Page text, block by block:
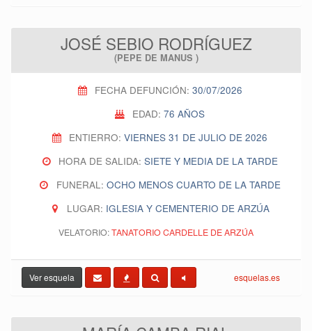
JOSÉ SEBIO RODRÍGUEZ
(PEPE DE MANUS )
FECHA DEFUNCIÓN: 30/07/2026
EDAD: 76 AÑOS
ENTIERRO:VIERNES 31 DE JULIO DE 2026
HORA DE SALIDA:SIETE Y MEDIA DE LA TARDE
FUNERAL: OCHO MENOS CUARTO DE LA TARDE
LUGAR: IGLESIA Y CEMENTERIO DE ARZÚA
VELATORIO:TANATORIO CARDELLE DE ARZÚA
Ver esquela esquelas.es